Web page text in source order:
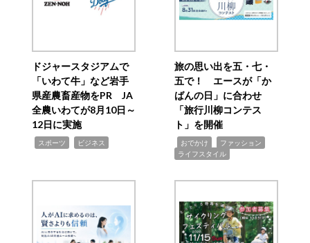
ドジャースタジアムで
「いわて牛」など岩手
県産農畜産物をPR JA
全農いわてが8月10日～
12日に実施
スポーツ ビジネス
旅の思い出を五・七・
五で！ エースが「か
ばんの日」に合わせ
「旅行川柳コンテス
ト」を開催
おでかけ ファッション
ライフスタイル